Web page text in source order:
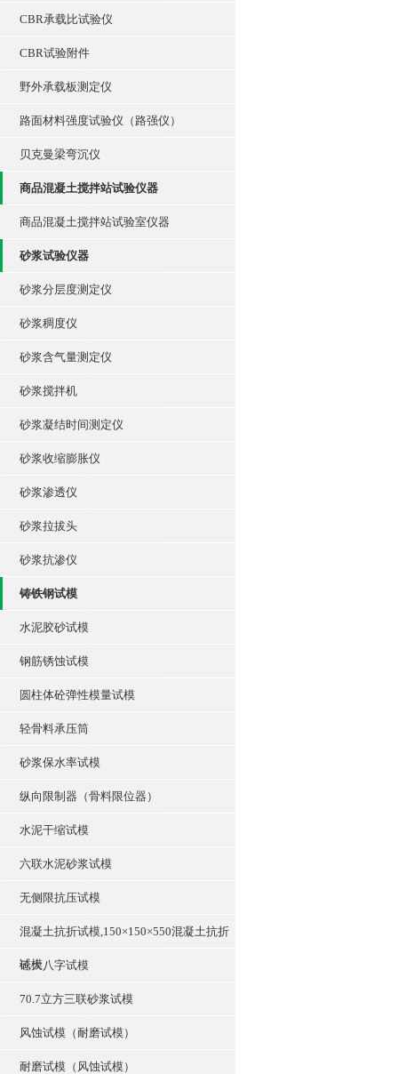
CBR承载比试验仪
CBR试验附件
野外承载板测定仪
路面材料强度试验仪（路强仪）
贝克曼梁弯沉仪
商品混凝土搅拌站试验仪器
商品混凝土搅拌站试验室仪器
砂浆试验仪器
砂浆分层度测定仪
砂浆稠度仪
砂浆含气量测定仪
砂浆搅拌机
砂浆凝结时间测定仪
砂浆收缩膨胀仪
砂浆渗透仪
砂浆拉拔头
砂浆抗渗仪
铸铁钢试模
水泥胶砂试模
钢筋锈蚀试模
圆柱体砼弹性模量试模
轻骨料承压筒
砂浆保水率试模
纵向限制器（骨料限位器）
水泥干缩试模
六联水泥砂浆试模
无侧限抗压试模
混凝土抗折试模,150×150×550混凝土抗折
试模
砼大八字试模
70.7立方三联砂浆试模
风蚀试模（耐磨试模）
耐磨试模（风蚀试模）